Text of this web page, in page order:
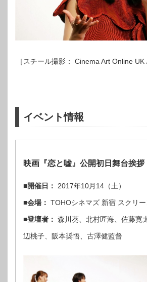
［スチール撮影： Cinema Art Online UK
イベント情報
映画『恋と嘘』公開初日舞台挨拶
■開催日： 2017年10月14（土）
■会場： TOHOシネマズ 新宿 スクリー
■登壇者： 森川葵、北村匠海、佐藤寛
辺桃子、阪本奨悟、古澤健監督